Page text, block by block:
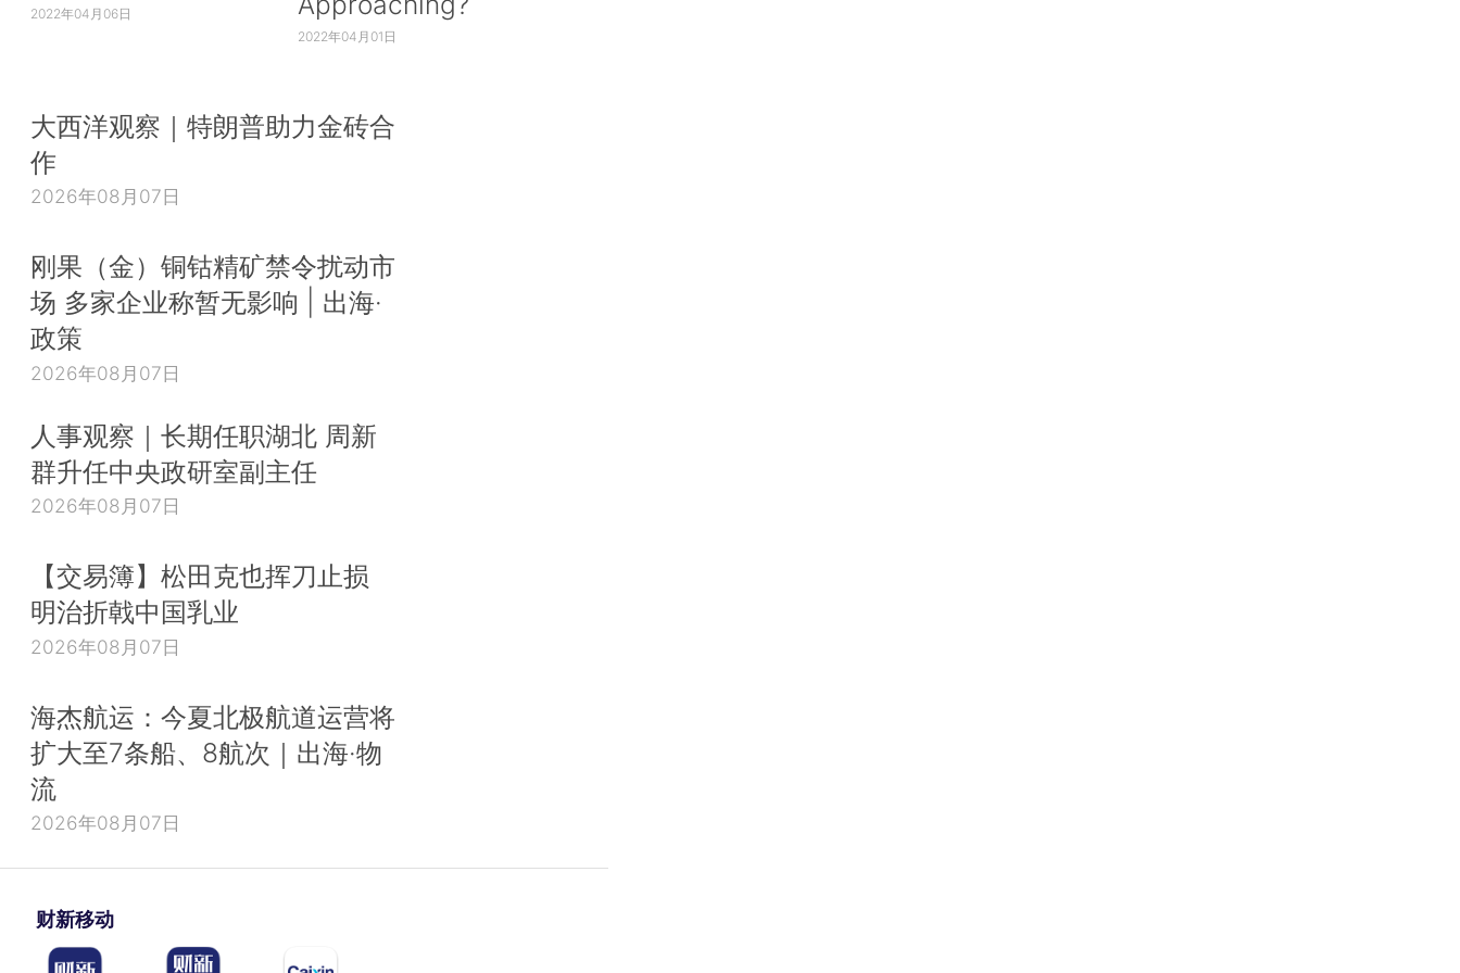
2022年04月06日
2022年04月01日
大西洋观察｜特朗普助力金砖合
作
2026年08月07日
刚果（金）铜钴精矿禁令扰动市
场 多家企业称暂无影响 | 出海·
政策
2026年08月07日
人事观察｜长期任职湖北 周新
群升任中央政研室副主任
2026年08月07日
【交易簿】松田克也挥刀止损
明治折戟中国乳业
2026年08月07日
海杰航运：今夏北极航道运营将
扩大至7条船、8航次｜出海·物
流
2026年08月07日
财新移动